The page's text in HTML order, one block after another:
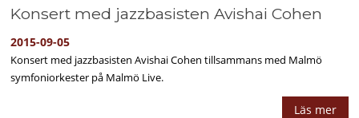
Konsert med jazzbasisten Avishai Cohen
2015-09-05
Konsert med jazzbasisten Avishai Cohen tillsammans med Malmö
symfoniorkester på Malmö Live.
Läs mer